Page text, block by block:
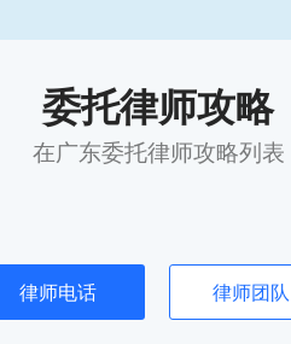
委托律师攻略
在广东委托律师攻略列表
律师电话 律师团队